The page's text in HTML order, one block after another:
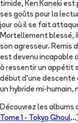
timide, Ken Kaneki
ses goûts pour la
jour où il se fait
Mortellement blessé,
son agresseur. Remis
est devenu incapable
à ressentir un appétit
début d'une descente
un hybride mi-humain,
Découvrez les albums
Tome 1 - Tokyo Ghoul...